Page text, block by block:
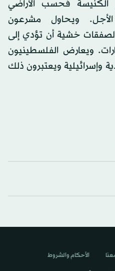
الكنيسة فحسب الأراضي
ويحاول مشرعون
الصفقات خشية أن تؤدي إلى
ويعارض الفلسطينيون
وإسرائيلية ويعتبرون ذلك
الأحكام والشروط